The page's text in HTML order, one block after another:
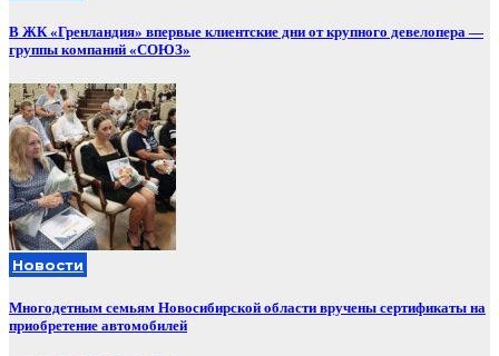
В ЖК «Гренландия» впервые клиентские дни от крупного девелопера —
группы компаний «СОЮЗ»
Новости
Многодетным семьям Новосибирской области вручены сертификаты на
приобретение автомобилей